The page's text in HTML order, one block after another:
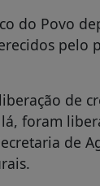
do Povo
pelo
de
foram
de